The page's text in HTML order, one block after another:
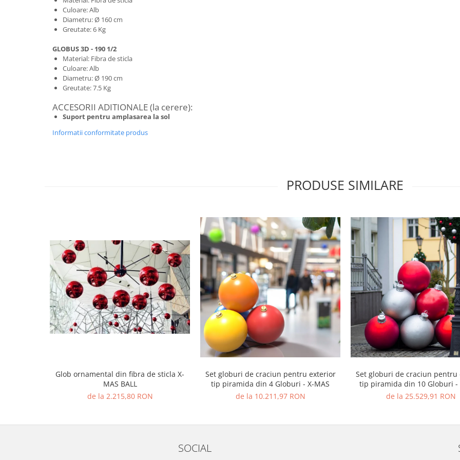
Culoare: Alb
Diametru: Ø 160 cm
Greutate: 6 Kg
GLOBUS 3D - 190 1/2
Material: Fibra de sticla
Culoare: Alb
Diametru: Ø 190 cm
Greutate: 7.5 Kg
ACCESORII ADITIONALE (la cerere):
Suport pentru amplasarea la sol
Informatii conformitate produs
PRODUSE SIMILARE
Glob ornamental din fibra de sticla X-
MAS BALL
de la 2.215,80 RON
Set globuri de craciun pentru exterior
tip piramida din 4 Globuri - X-MAS
de la 10.211,97 RON
Set globuri de craciun pentru
tip piramida din 10 Globuri -
de la 25.529,91 RON
SOCIAL